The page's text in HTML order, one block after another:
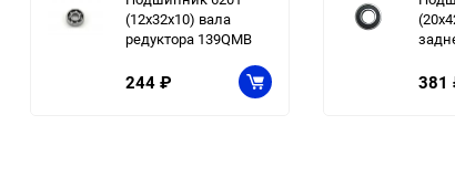
(12x32x10) вала
редуктора 139QMB
244 ₽ 381